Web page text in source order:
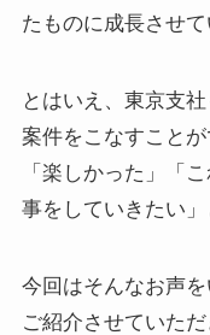
たものに成長させ
とはいえ、東京支
案件をこなすこと
「楽しかった」「
事をしていきたい」
今回はそんなお声
ご紹介させていただ